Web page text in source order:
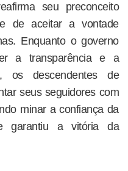
seu preconceito
de aceitar a vontade
Enquanto o governo
a transparência e a
os descendentes de
seus seguidores com
minar a confiança da
garantiu a vitória da